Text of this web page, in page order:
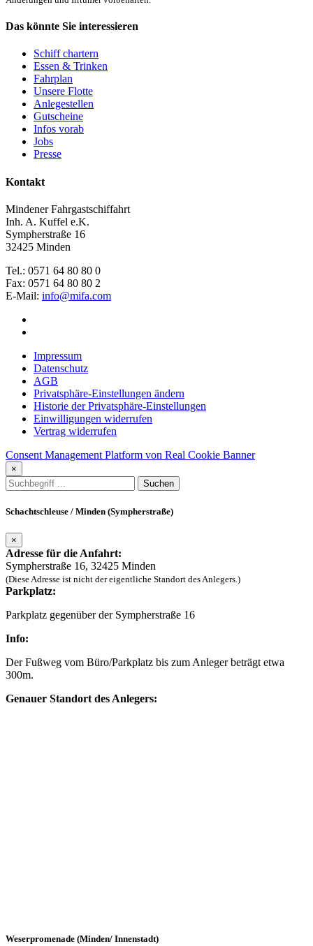
Das könnte Sie interessieren
Schiff chartern
Essen & Trinken
Fahrplan
Unsere Flotte
Anlegestellen
Gutscheine
Infos vorab
Jobs
Presse
Kontakt
Mindener Fahrgastschiffahrt
Inh. A. Kuffel e.K.
Sympherstraße 16
32425 Minden
Tel.: 0571 64 80 80 0
Fax: 0571 64 80 80 2
E-Mail: info@mifa.com
Impressum
Datenschutz
AGB
Privatsphäre-Einstellungen ändern
Historie der Privatsphäre-Einstellungen
Einwilligungen widerrufen
Vertrag widerrufen
Consent Management Platform von Real Cookie Banner
×
Schachtschleuse / Minden (Sympherstraße)
×
Adresse für die Anfahrt:
Sympherstraße 16, 32425 Minden
(Diese Adresse ist nicht der eigentliche Standort des Anlegers.)
Parkplatz:
Parkplatz gegenüber der Sympherstraße 16
Info:
Der Fußweg vom Büro/Parkplatz bis zum Anleger beträgt etwa
300m.
Genauer Standort des Anlegers:
Weserpromenade (Minden/ Innenstadt)